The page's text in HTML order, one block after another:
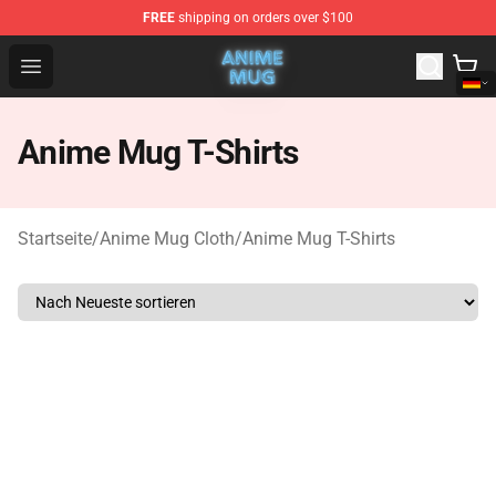
FREE shipping on orders over $100
Open menu
Anime Mug Shop - The Best Store of Anime Mug
Anime Mug T-Shirts
Startseite/Anime Mug Cloth/Anime Mug T-Shirts